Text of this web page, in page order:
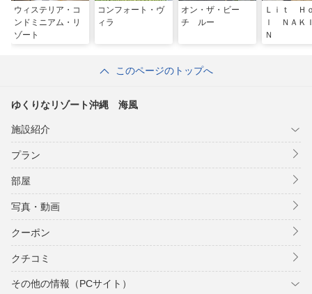
ウィステリア・コ
ンドミニアム・リ
ゾート
コンフォート・ヴ
ィラ
オン・ザ・ビー
チ ルー
Ｌｉｔ Ｈ
ｌ ＮＡＫ
Ｎ
このページのトップへ
ゆくりなリゾート沖縄 海風
施設紹介
プラン
部屋
写真・動画
クーポン
クチコミ
その他の情報（PCサイト）